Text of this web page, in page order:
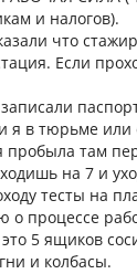
и налогов).
что
Если
я в тюрьме или
пробыла там
на 7 и
тесты на
процессе
5 ящиков
и колбасы.